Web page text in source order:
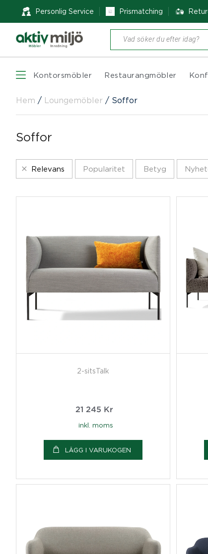
Personlig Service Prismatching
Produktsökning
Kontorsmöbler Restaurangmöbler
Hem / Loungemöbler / Soffor
Soffor
Relevans Popularitet Betyg
2-sitsTalk
21 245 Kr
inkl. moms
LÄGG I VARUKOGEN